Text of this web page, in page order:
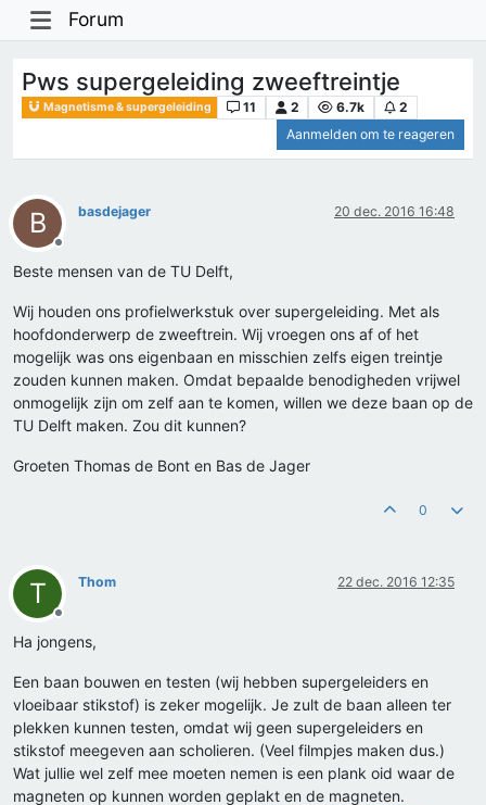
Forum
Pws supergeleiding zweeftreintje
Magnetisme & supergeleiding 11 2 6.7k
2
Aanmelden om te reageren
B
Offline
basdejager 20 dec. 2016 16:48
Beste mensen van de TU Delft,
Wij houden ons profielwerkstuk over supergeleiding. Met als
hoofdonderwerp de zweeftrein. Wij vroegen ons af of het
mogelijk was ons eigenbaan en misschien zelfs eigen treintje
zouden kunnen maken. Omdat bepaalde benodigheden vrijwel
onmogelijk zijn om zelf aan te komen, willen we deze baan op de
TU Delft maken. Zou dit kunnen?
Groeten Thomas de Bont en Bas de Jager
0
T
Offline
Thom 22 dec. 2016 12:35
Ha jongens,
Een baan bouwen en testen (wij hebben supergeleiders en
vloeibaar stikstof) is zeker mogelijk. Je zult de baan alleen ter
plekken kunnen testen, omdat wij geen supergeleiders en
stikstof meegeven aan scholieren. (Veel filmpjes maken dus.)
Wat jullie wel zelf mee moeten nemen is een plank oid waar de
magneten op kunnen worden geplakt en de magneten.